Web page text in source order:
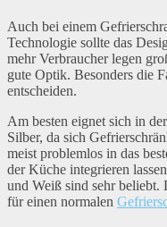
Auch bei einem
Technologie sollte das
mehr Verbraucher legen
gute Optik. Besonders die
entscheiden.
Am besten eignet sich in
Silber, da sich
meist problemlos in das
der Küche integrieren
und Weiß sind sehr beliebt.
für einen normalen